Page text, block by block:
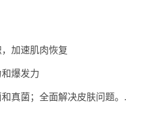
加速肌肉恢复
爆发力
真菌；全面解决皮肤问题。.